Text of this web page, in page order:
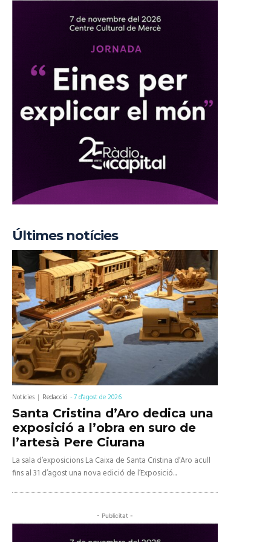
Últimes notícies
Notícies Redacció -7 d'agost de 2026
Santa Cristina d’Aro dedica una
exposició a l’obra en suro de
l’artesà Pere Ciurana
La sala d’exposicions La Caixa de Santa Cristina d’Aro acull
fins al 31 d’agost una nova edició de l’Exposició...
- Publicitat -